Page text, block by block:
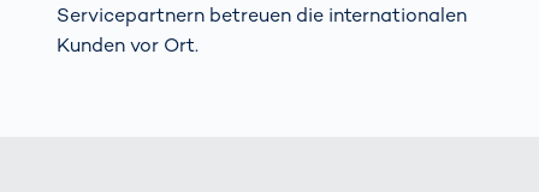
Servicepartnern betreuen die internationalen
Kunden vor Ort.